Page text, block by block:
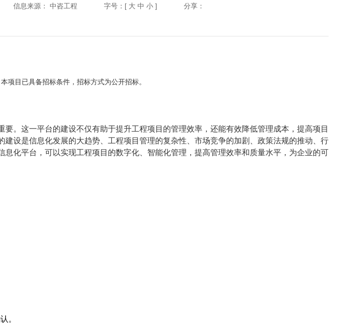
信息来源： 中咨工程 字号：[ 大 中 小 ] 分享：
项目已具备招标条件，招标方式为公开招标。
。这一平台的建设不仅有助于提升工程项目的管理效率，还能有效降低管理成本，提高项目
设是信息化发展的大趋势、工程项目管理的复杂性、市场竞争的加剧、政策法规的推动、行
化平台，可以实现工程项目的数字化、智能化管理，提高管理效率和质量水平，为企业的可
。